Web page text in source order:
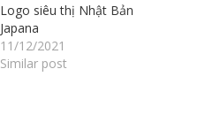
Logo siêu thị Nhật Bản
Japana
11/12/2021
Similar post